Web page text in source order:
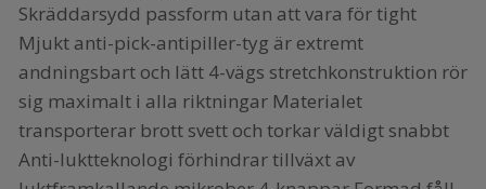
Skräddarsydd passform utan att vara för tight
Mjukt anti-pick-antipiller-tyg är extremt
andningsbart och lätt 4-vägs stretchkonstruktion rör
sig maximalt i alla riktningar Materialet
transporterar brott svett och torkar väldigt snabbt
Anti-luktteknologi förhindrar tillväxt av